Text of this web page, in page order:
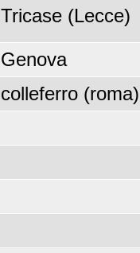
Tricase (Lecce)
Genova
colleferro (roma)